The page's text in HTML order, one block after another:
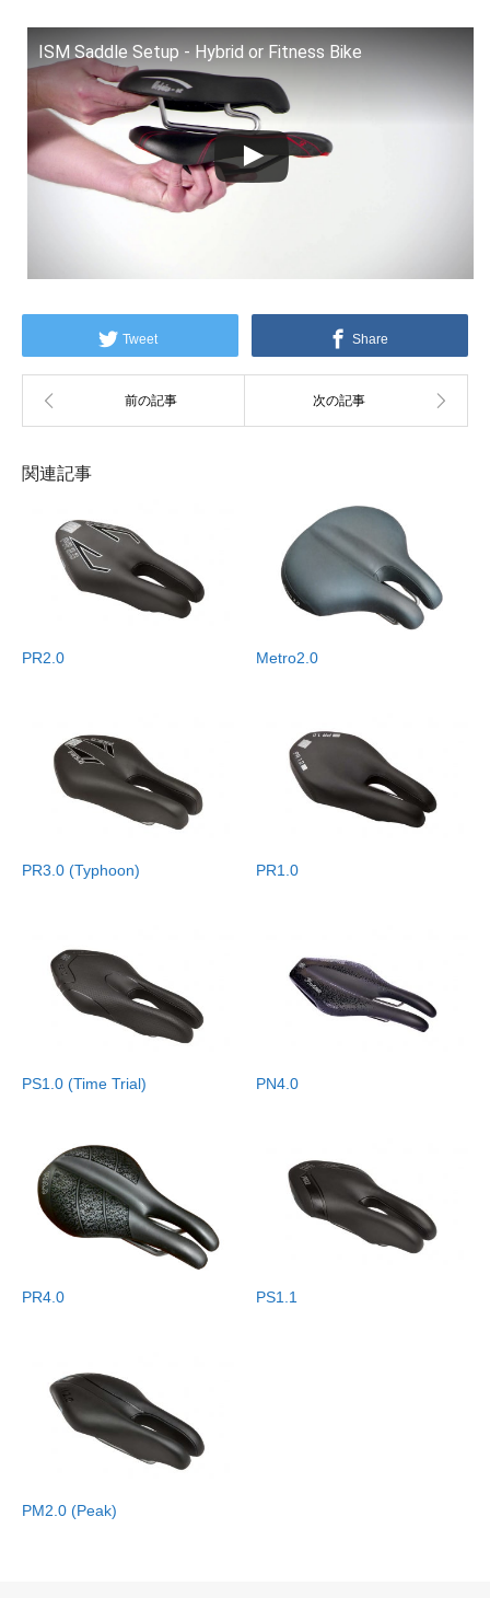
ISM Saddle Setup - Hybrid or Fitness Bike
Tweet Share
関連記事
PR2.0 Metro2.0
PR3.0 (Typhoon) PR1.0
PS1.0 (Time Trial) PN4.0
PR4.0 PS1.1
PM2.0 (Peak)